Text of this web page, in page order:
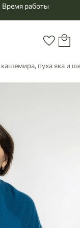
Время работы
пуха яка и